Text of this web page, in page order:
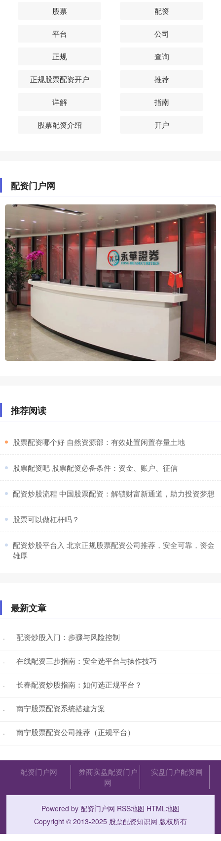
股票 配资
平台 公司
正规 查询
正规股票配资开户 推荐
详解 指南
股票配资介绍 开户
配资门户网
推荐阅读
​股票配资哪个好 自然资源部：有效处置闲置存量土地
​股票配资吧 股票配资必备条件：资金、账户、征信
​配资炒股流程 中国股票配资：解锁财富新通道，助力投资梦想
​股票可以做杠杆吗？
​配资炒股平台入 北京正规股票配资公司推荐，安全可靠，资金
雄厚
最新文章
· 配资炒股入门：步骤与风险控制
· 在线配资三步指南：安全选平台与操作技巧
· 长春配资炒股指南：如何选正规平台？
· 南宁股票配资系统搭建方案
· 南宁股票配资公司推荐（正规平台）
配资门户网
券商实盘配资门户
网
实盘门户配资网
Powered by 配资门户网 RSS地图 HTML地图
Copyright © 2013-2025 股票配资知识网 版权所有